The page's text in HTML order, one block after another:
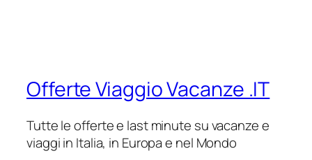
Offerte Viaggio Vacanze .IT
Tutte le offerte e last minute su vacanze e
viaggi in Italia, in Europa e nel Mondo